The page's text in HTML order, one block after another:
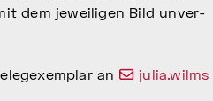
dem jewei­li­gen Bild unver­
an
julia.wilms